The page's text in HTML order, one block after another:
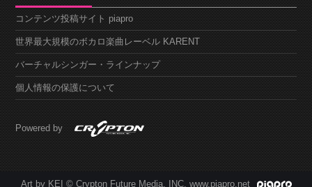
コンテンツ投稿サイト piapro
世界最大規模のボカロ楽曲レーベル KARENT
バーチャルシンガー・ラインナップ
個人情報の保護について
Powered by
Art by KEI © Crypton Future Media, INC. www.piapro.net